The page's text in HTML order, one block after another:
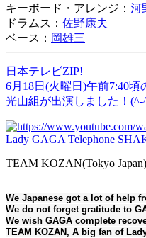
キーボード・アレンジ： 河
ドラムス： 佐野康夫
ベース： 岡雄三
日本テレビZIP!
6月18日(火曜日)午前7:40
光山組が出演しました！(^-
Lady GAGA Telephone
TEAM KOZAN(Tokyo Japan)
We Japanese got a lot of help
We do not forget gratitude to
We wish GAGA complete
TEAM KOZAN, A big fan of